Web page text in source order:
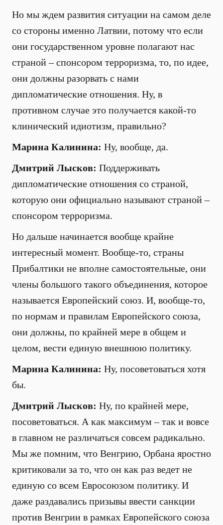
Но мы ждем развития ситуации на самом деле
со стороны именно Латвии, потому что если
они государственном уровне полагают нас
страной – спонсором терроризма, то, по идее,
они должны разорвать с нами
дипломатические отношения. Ну, в
противном случае это получается какой-то
клинический идиотизм, правильно?
Марина Калинина: Ну, вообще, да.
Дмитрий Лысков: Поддерживать
дипломатические отношения со страной,
которую они официально называют страной –
спонсором терроризма.
Но дальше начинается вообще крайне
интересный момент. Вообще-то, страны
Прибалтики не вполне самостоятельные, они
члены большого такого объединения, которое
называется Европейский союз. И, вообще-то,
по нормам и правилам Европейского союза,
они должны, по крайней мере в общем и
целом, вести единую внешнюю политику.
Марина Калинина: Ну, посоветоваться хотя
бы.
Дмитрий Лысков: Ну, по крайней мере,
посоветоваться. А как максимум – так и вовсе
в главном не различаться совсем радикально.
Мы же помним, что Венгрию, Орбана яростно
критиковали за то, что он как раз ведет не
единую со всем Евросоюзом политику. И
даже раздавались призывы ввести санкции
против Венгрии в рамках Европейского союза